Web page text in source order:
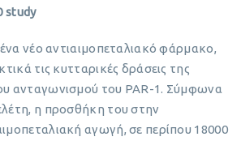
study
νέο αντιαιμοπεταλιακό φάρμακο,
τις κυτταρικές δράσεις της
ανταγωνισμού του PAR-1. Σύμφωνα
η προσθήκη του στην
αγωγή, σε περίπου 18000